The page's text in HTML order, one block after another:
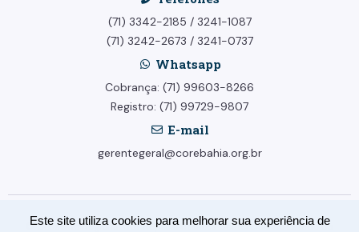
Este site utiliza cookies para melhorar sua experiência de
(71) 3342-2185 / 3241-1087
(71) 3242-2673 / 3241-0737
Whatsapp
Cobrança: (71) 99603-8266
Registro: (71) 99729-9807
E-mail
gerentegeral@corebahia.org.br
© Conselho Regional dos Representantes Comerciais no Estado da